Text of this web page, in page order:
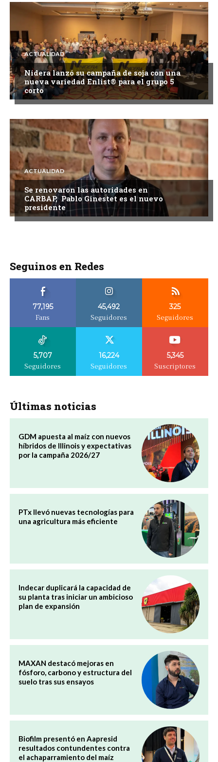
ACTUALIDAD
Nidera lanzó su campaña de soja con una
nueva variedad Enlist® para el grupo 5
corto
ACTUALIDAD
Se renovaron las autoridades en
CARBAP, Pablo Ginestet es el nuevo
presidente
Seguinos en Redes
77,195
Fans
45,492
Seguidores
325
Seguidores
5,707
Seguidores
16,224
Seguidores
5,345
Suscriptores
Últimas noticias
GDM apuesta al maíz con nuevos
híbridos de Illinois y expectativas
por la campaña 2026/27
PTx llevó nuevas tecnologías para
una agricultura más eficiente
Indecar duplicará la capacidad de
su planta tras iniciar un ambicioso
plan de expansión
MAXAN destacó mejoras en
fósforo, carbono y estructura del
suelo tras sus ensayos
Biofilm presentó en Aapresid
resultados contundentes contra
el achaparramiento del maíz